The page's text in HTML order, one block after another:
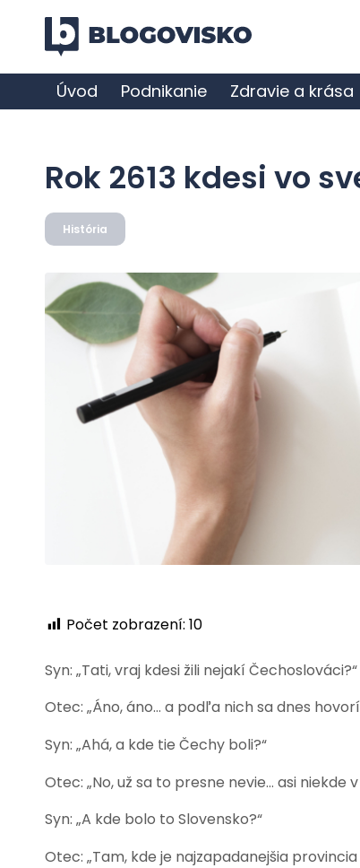
Úvod Podnikanie Zdravie a krása
Rok 2613 kdesi vo
História
Počet zobrazení: 10
Syn: „Tati, vraj kdesi žili nejakí Čechoslováci?“
Otec: „Áno, áno… a podľa nich sa dnes
Syn: „Ahá, a kde tie Čechy boli?“
Otec: „No, už sa to presne nevie… asi
Syn: „A kde bolo to Slovensko?“
Otec: „Tam, kde je najzapadanejšia